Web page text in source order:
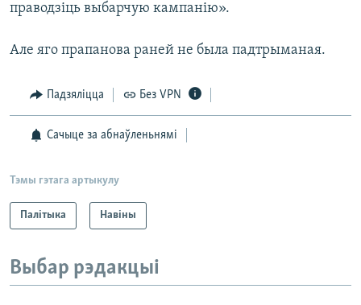
праводзіць выбарчую кампанію».
Але яго прапанова раней не была падтрыманая.
Падзяліцца Без VPN
Сачыце за абнаўленьнямі
Тэмы гэтага артыкулу
Палітыка Навіны
Выбар рэдакцыі